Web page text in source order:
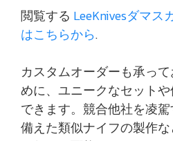
閲覧する LeeKnivesダマス
はこちらから.
カスタムオーダーも承っ
めに、ユニークなセット
できます。競合他社を凌
備えた類似ナイフの製作